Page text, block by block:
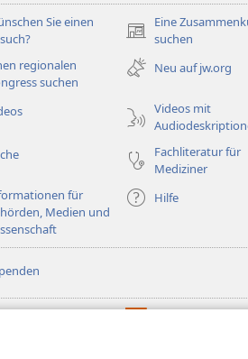
Sie einen
Eine
suchen
(öffnet
neues
Fenster)
regionalen
suchen
Neu auf jw.org
Videos mit
Fachliteratur für
Mediziner
für
Medien und
Hilfe